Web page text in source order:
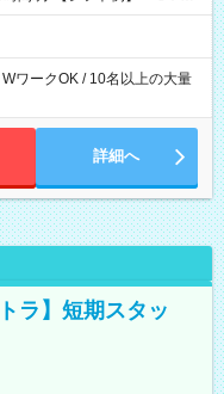
ワークOK / 10名以上の大量
詳細へ
ラ】短期スタッ